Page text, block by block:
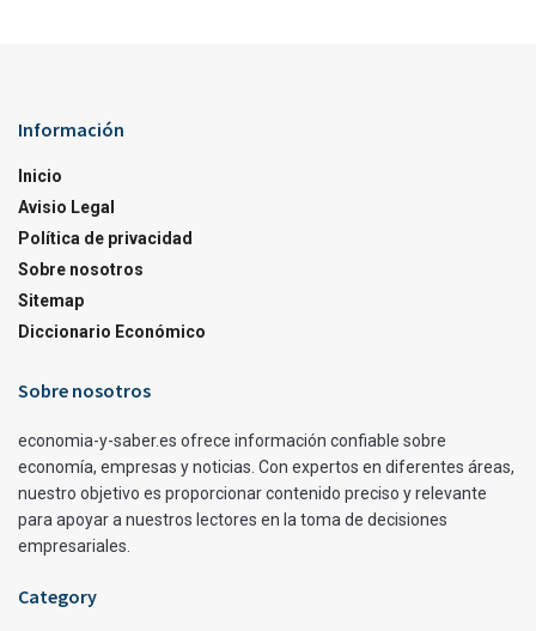
Información
Inicio
Avisio Legal
Política de privacidad
Sobre nosotros
Sitemap
Diccionario Económico
Sobre nosotros
economia-y-saber.es ofrece información confiable sobre
economía, empresas y noticias. Con expertos en diferentes áreas,
nuestro objetivo es proporcionar contenido preciso y relevante
para apoyar a nuestros lectores en la toma de decisiones
empresariales.
Category